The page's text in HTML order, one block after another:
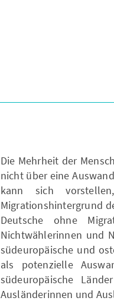
Die Mehrheit der
nicht über eine
kann sich
Migrationshintergrund
Deutsche ohne
Nichtwählerinnen und
südeuropäische und
als potenzielle
südeuropäische
Ausländerinnen und